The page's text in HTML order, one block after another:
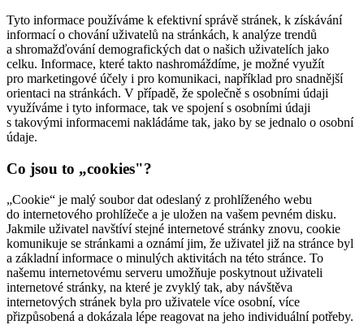
Tyto informace používáme k efektivní správě stránek, k získávání
informací o chování uživatelů na stránkách, k analýze trendů
a shromažďování demografických dat o našich uživatelích jako
celku. Informace, které takto nashromáždíme, je možné využít
pro marketingové účely i pro komunikaci, například pro snadnější
orientaci na stránkách. V případě, že společně s osobními údaji
využíváme i tyto informace, tak ve spojení s osobními údaji
s takovými informacemi nakládáme tak, jako by se jednalo o osobní
údaje.
Co jsou to „cookies"?
„Cookie“ je malý soubor dat odeslaný z prohlíženého webu
do internetového prohlížeče a je uložen na vašem pevném disku.
Jakmile uživatel navštíví stejné internetové stránky znovu, cookie
komunikuje se stránkami a oznámí jim, že uživatel již na stránce byl
a základní informace o minulých aktivitách na této stránce. To
našemu internetovému serveru umožňuje poskytnout uživateli
internetové stránky, na které je zvyklý tak, aby návštěva
internetových stránek byla pro uživatele více osobní, více
přizpůsobená a dokázala lépe reagovat na jeho individuální potřeby.